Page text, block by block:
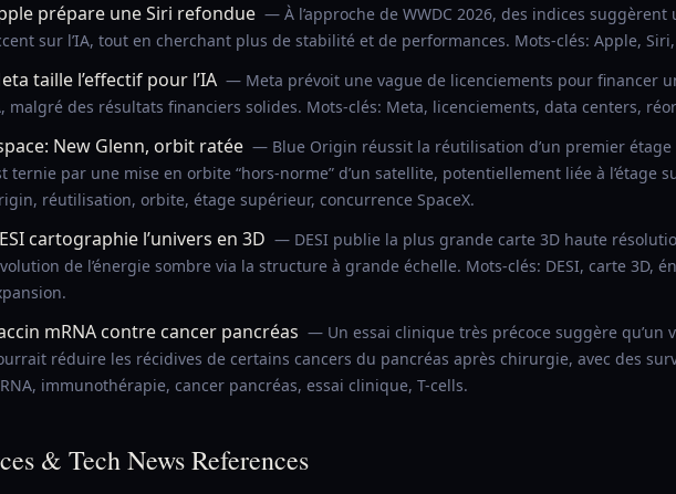
prépare une Siri refondue — À l’approche de WWDC 2026, des indices
sur l’IA, tout en cherchant plus de stabilité et de performances. Mots-clés: Apple,
taille l’effectif pour l’IA — Meta prévoit une vague de licenciements pour financer
malgré des résultats financiers solides. Mots-clés: Meta, licenciements, data centers,
New Glenn, orbit ratée — Blue Origin réussit la réutilisation d’un premier étage
ternie par une mise en orbite “hors-norme” d’un satellite, potentiellement liée à l’étage
réutilisation, orbite, étage supérieur, concurrence SpaceX.
cartographie l’univers en 3D — DESI publie la plus grande carte 3D haute
de l’énergie sombre via la structure à grande échelle. Mots-clés: DESI, carte 3D,
mRNA contre cancer pancréas — Un essai clinique très précoce suggère qu’un
réduire les récidives de certains cancers du pancréas après chirurgie, avec des
immunothérapie, cancer pancréas, essai clinique, T-cells.
& Tech News References